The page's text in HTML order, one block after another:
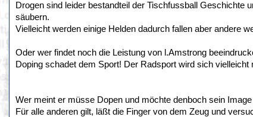
Drogen sind leider bestandteil der Tischfussball Geschichte
säubern.
Vielleicht werden einige Helden dadurch fallen aber andere
Oder wer findet noch die Leistung von l.Amstrong
Doping schadet dem Sport! Der Radsport wird sich vielleicht
Wer meint er müsse Dopen und möchte denboch sein
Für alle anderen gilt, läßt die Finger von dem Zeug und